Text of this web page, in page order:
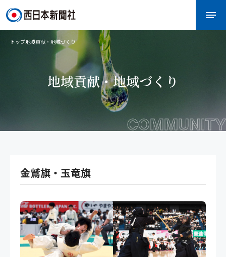
トップ地域貢献・地域づくり
地域貢献・地域づくり
COMMUNITY
金鷲旗・玉竜旗